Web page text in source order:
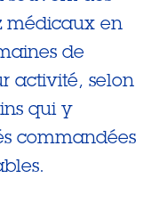
médicaux en
de
activité, selon
qui y
commandées